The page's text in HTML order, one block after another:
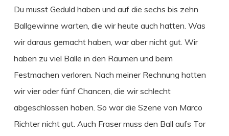
Du musst Geduld haben und auf die sechs bis zehn
Ballgewinne warten, die wir heute auch hatten. Was
wir daraus gemacht haben, war aber nicht gut. Wir
haben zu viel Bälle in den Räumen und beim
Festmachen verloren. Nach meiner Rechnung hatten
wir vier oder fünf Chancen, die wir schlecht
abgeschlossen haben. So war die Szene von Marco
Richter nicht gut. Auch Fraser muss den Ball aufs Tor